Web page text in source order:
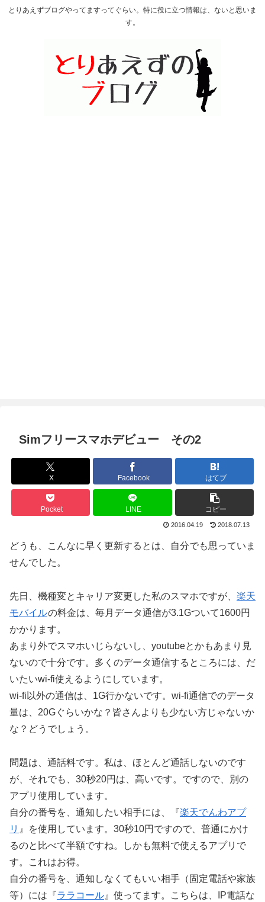
とりあえずブログやってますってぐらい。特に役に立つ情報は、ないと思いま
す。
Simフリースマホデビュー その2
X Facebook はてブ
Pocket LINE コピー
2016.04.19 2018.07.13
どうも、こんなに早く更新するとは、自分でも思っていま
せんでした。
先日、機種変とキャリア変更した私のスマホですが、 楽天
モバイルの料金は、毎月データ通信が3.1Gついて1600円
かかります。
あまり外でスマホいじらないし、youtubeとかもあまり見
ないので十分です。多くのデータ通信するところには、だ
いたいwi-fi使えるようにしています。
wi-fi以外の通信は、1G行かないです。wi-fi通信でのデータ
量は、20Gぐらいかな？皆さんよりも少ない方じゃないか
な？どうでしょう。
問題は、通話料です。私は、ほとんど通話しないのです
が、それでも、30秒20円は、高いです。ですので、別の
アプリ使用しています。
自分の番号を、通知したい相手には、『楽天でんわアプ
リ 』を使用しています。30秒10円ですので、普通にかけ
るのと比べて半額ですね。しかも無料で使えるアプリで
す。これはお得。
自分の番号を、通知しなくてもいい相手（固定電話や家族
等）には『ララコール 』使ってます。こちらは、IP電話な